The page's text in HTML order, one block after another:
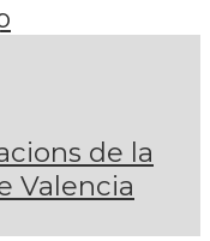
de la
Valencia